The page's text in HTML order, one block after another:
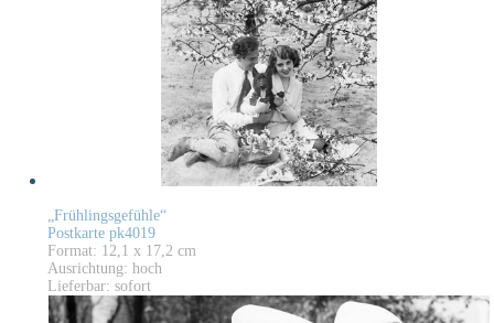
„Frühlingsgefühle“
Postkarte pk4019
Format: 12,1 x 17,2 cm
Ausrichtung: hoch
Lieferbar: sofort